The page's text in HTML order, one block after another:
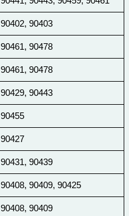
90402, 90403
90461, 90478
90461, 90478
90429, 90443
90455
90427
90431, 90439
90408, 90409, 90425
90408, 90409